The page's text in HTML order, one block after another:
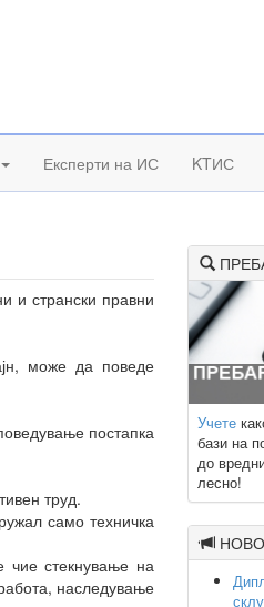
Експерти на ИС KTИС
и странски правни
може да поведе
постапка
труд.
само техничка
чие стекнување на
наследување
Учете
бази на
до
лесно!